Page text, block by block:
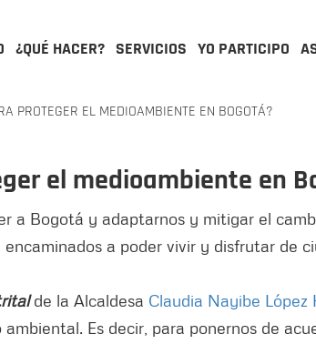
¿QUÉ HACER? SERVICIOS YO PARTICIPO
PROTEGER EL MEDIOAMBIENTE EN BOGOTÁ?
el medioambiente en
a Bogotá y adaptarnos y mitigar el
encaminados a poder vivir y disfrutar de
de la Alcaldesa Claudia Nayibe López
Es decir, para ponernos de